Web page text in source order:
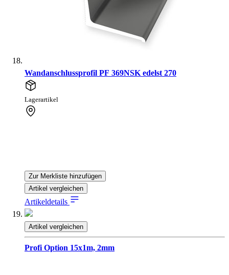
Wandanschlussprofil PF 369NSK edelst 270
Lagerartikel
Zur Merkliste hinzufügen
Artikel vergleichen
Artikeldetails
Artikel vergleichen
Profi Option 15x1m, 2mm